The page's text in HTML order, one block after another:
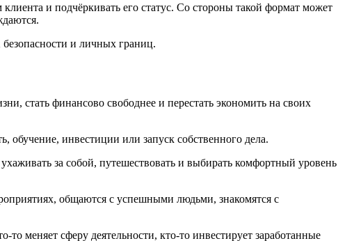
и подчёркивать его статус. Со стороны такой формат может
и личных границ.
стать финансово свободнее и перестать экономить на своих
обучение, инвестиции или запуск собственного дела.
за собой, путешествовать и выбирать комфортный уровень
общаются с успешными людьми, знакомятся с
меняет сферу деятельности, кто-то инвестирует заработанные